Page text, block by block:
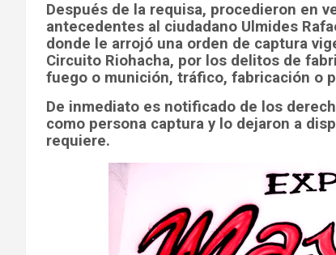
Después de la requisa, procedieron en
antecedentes al ciudadano Ulmides
donde le arrojó una orden de captura
Circuito Riohacha, por los delitos de
fuego o munición, tráfico, fabricación o
De inmediato es notificado de los
como persona captura y lo dejaron a
requiere.